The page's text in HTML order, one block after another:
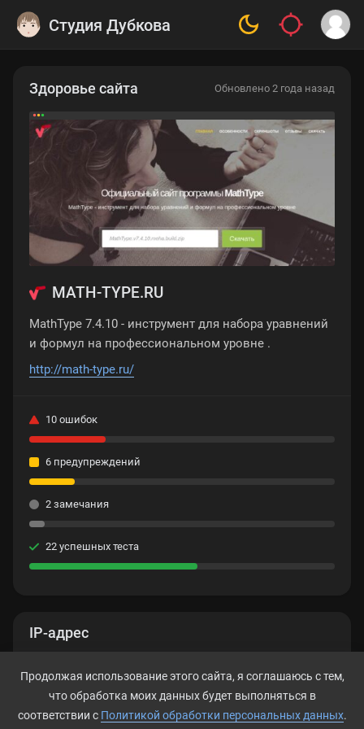
Студия Дубкова
IP-адрес
Здоровье сайта Обновлено 2 года назад
MATH-TYPE.RU
MathType 7.4.10 - инструмент для набора уравнений
и формул на профессиональном уровне .
http://math-type.ru/
10 ошибок
6 предупреждений
2 замечания
22 успешных теста
Продолжая использование этого сайта, я соглашаюсь с тем,
что обработка моих данных будет выполняться в
соответствии с Политикой обработки персональных данных.